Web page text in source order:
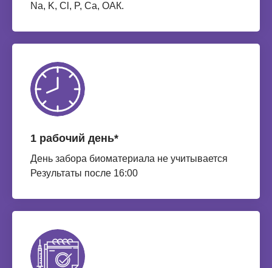
Na, K, Cl, P, Ca, ОАК.
1 рабочий день*
День забора биоматериала не учитывается
Результаты после 16:00